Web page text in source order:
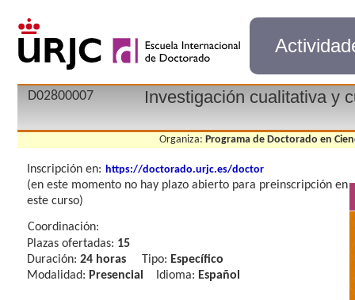
D02800007 Investigación cualitativa y
Organiza: Programa de Doctorado en
Inscripción en: https://doctorado.urjc.es/doctor
(en este momento no hay plazo abierto para preinscripción en
este curso)
Coordinación:
Plazas ofertadas: 15
Duración: 24 horas Tipo: Específico
Modalidad: Presencial Idioma: Español